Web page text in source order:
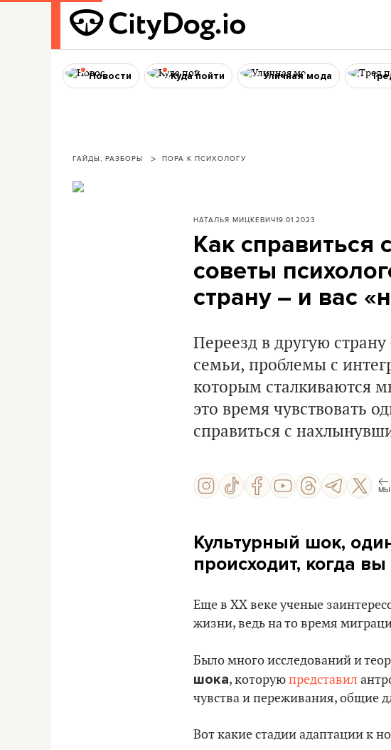
Новости Куда пойти Уличная мода
ГАЙДЫ, РАЗБОРЫ ПОРА К ПСИХОЛОГУ
НАТАЛЬЯ МИЦКЕВИЧ19.01.2023
Как справиться
советы
страну – и вас
Переезд в другую страну
семьи, проблемы с
которым сталкиваются
это время чувствовать
справиться с
МЫ
Культурный шок,
происходит, когда
Еще в XX веке ученые
жизни, ведь на то время
Было много исследований и
шока, которуюпредставил
чувства и переживания, общие
Вот какие стадии адаптации к